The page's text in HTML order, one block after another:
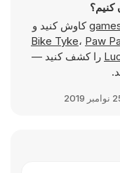
کنیم؟
کاوش کنید و
Bike Tyke، Paw
را کشف کنید —
2019